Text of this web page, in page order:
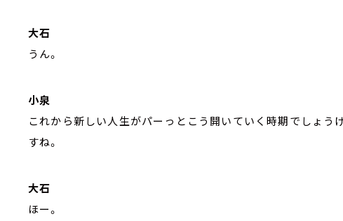
大石
うん。
小泉
これから新しい人生がパーっとこう開いていく時期でしょう
すね。
大石
ほー。